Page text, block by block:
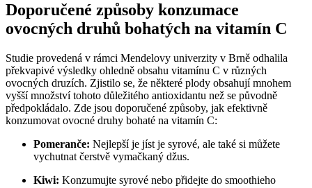
Doporučené způsoby konzumace
ovocných druhů bohatých na vitamín C
Studie provedená v rámci Mendelovy univerzity v Brně odhalila
překvapivé výsledky ohledně obsahu vitamínu C v různých
ovocných druzích. Zjistilo se, že některé plody obsahují mnohem
vyšší množství tohoto důležitého antioxidantu než se původně
předpokládalo. Zde jsou doporučené způsoby, jak efektivně
konzumovat ovocné druhy bohaté na vitamín C:
Pomeranče: Nejlepší je jíst je syrové, ale také si můžete
vychutnat čerstvě vymačkaný džus.
Kiwi: Konzumujte syrové nebo přidejte do smoothieho